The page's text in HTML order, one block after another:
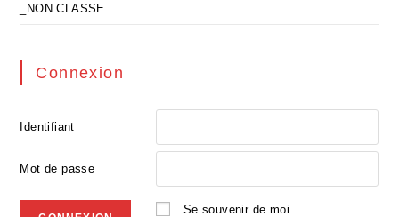
_NON CLASSE
Connexion
Identifiant
Mot de passe
Se souvenir de moi